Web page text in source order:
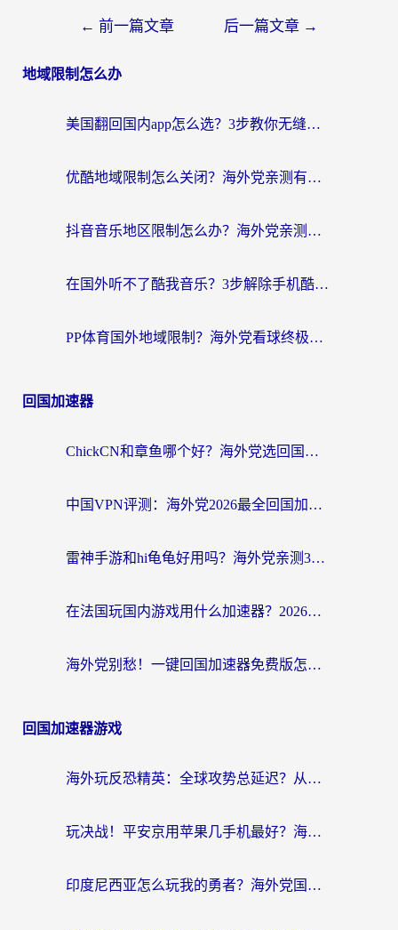
← 前一篇文章 后一篇文章 →
地域限制怎么办
美国翻回国内app怎么选？3步教你无缝刷剧、登12123、访问国内网站
优酷地域限制怎么关闭？海外党亲测有效的追剧加速器选择指南
抖音音乐地区限制怎么办？海外党亲测有效的听歌自由指南
在国外听不了酷我音乐？3步解除手机酷我音乐海外限制，附实测好用加速器
PP体育国外地域限制？海外党看球终极方案：从欧洲杯到奥运会，中文解说不卡顿！
回国加速器
ChickCN和章鱼哪个好？海外党选回国加速器的3个关键维度 + 实用避坑指南
中国VPN评测：海外党2026最全回国加速器选择指南，告别地区限制不踩坑
雷神手游和hi龟龟好用吗？海外党亲测3款回国加速器，教你选对国外到国内加速器
在法国玩国内游戏用什么加速器？2026实测解决延迟卡顿的实用指南
海外党别愁！一键回国加速器免费版怎么选？从踩坑到流畅访问的全攻略
回国加速器游戏
海外玩反恐精英：全球攻势总延迟？从瑞典玩神武4到外国玩黎明觉醒，选对加速器才是关键！
玩决战！平安京用苹果几手机最好？海外党必看的设备+加速器双攻略
印度尼西亚怎么玩我的勇者？海外党国服游戏加速避坑指南（附实况五行师解决方案）